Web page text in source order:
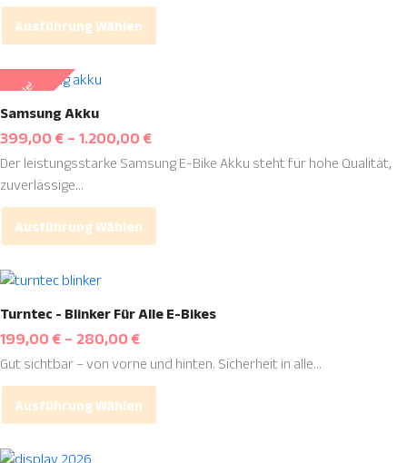
Ausführung Wählen
Die
Optionen
auf
der
Produktseite
gewählt
werden
Sale!
Samsung Akku
399,00€ – 1.200,00€
Der leistungsstarke Samsung E-Bike Akku steht für hohe Qualität,
zuverlässige...
Ausführung Wählen
Dieses
weist
mehrere
Varianten
auf.
Die
Optionen
auf
Produktseite
gewählt
werden
Turntec - Blinker Für Alle E-Bikes
199,00€ – 280,00€
Gut sichtbar – von vorne und hinten. Sicherheit in alle...
Ausführung Wählen
Dieses
weist
mehrere
Varianten
auf.
Die
können